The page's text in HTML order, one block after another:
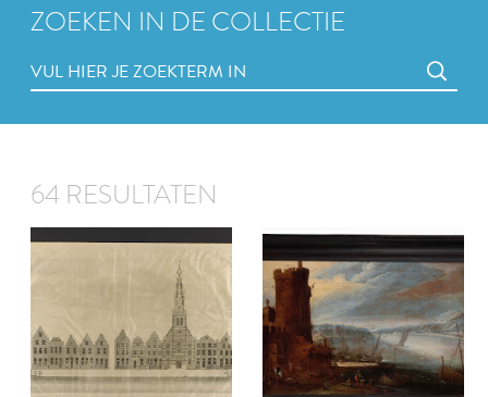
ZOEKEN IN DE COLLECTIE
64 RESULTATEN